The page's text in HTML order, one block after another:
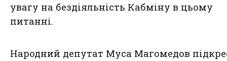
увагу на бездіяльність Кабміну в цьому
питанні.
Народний депутат Муса Магомедов